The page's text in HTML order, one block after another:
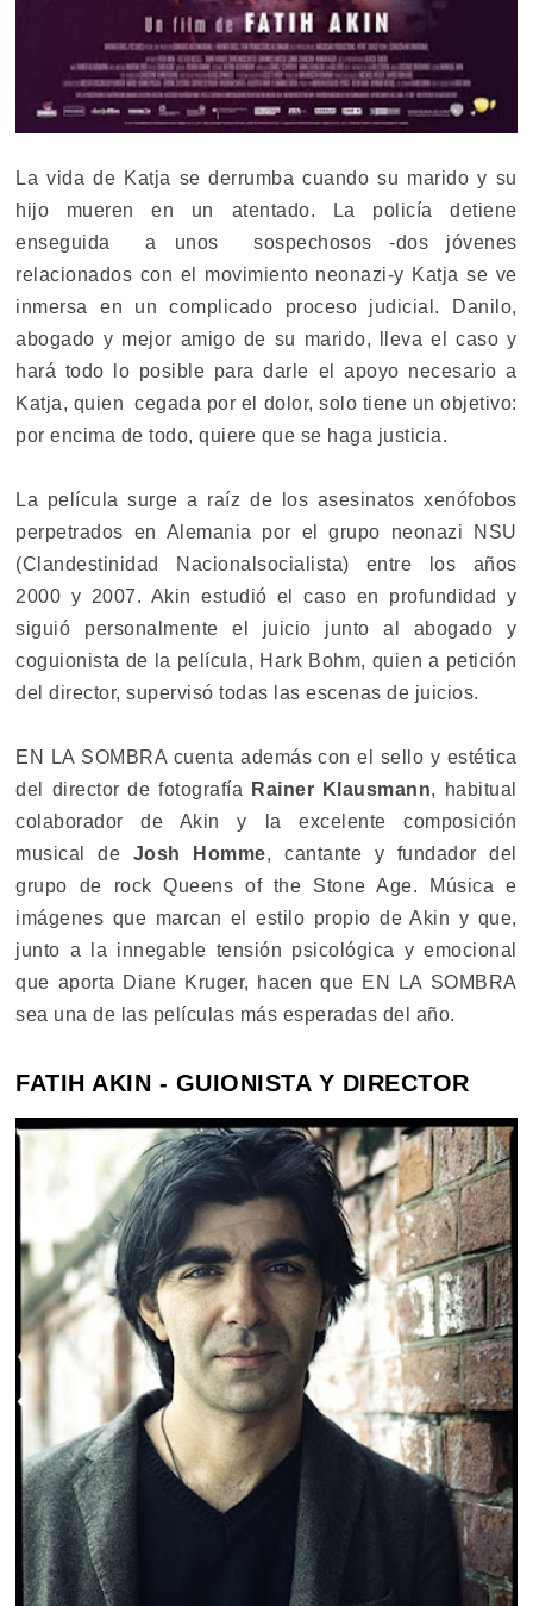
La vida de Katja se derrumba cuando su marido y su
hijo mueren en un atentado. La policía detiene
enseguida a unos sospechosos -dos jóvenes
relacionados con el movimiento neonazi-y Katja se ve
inmersa en un complicado proceso judicial. Danilo,
abogado y mejor amigo de su marido, lleva el caso y
hará todo lo posible para darle el apoyo necesario a
Katja, quien cegada por el dolor, solo tiene un objetivo:
por encima de todo, quiere que se haga justicia.
La película surge a raíz de los asesinatos xenófobos
perpetrados en Alemania por el grupo neonazi NSU
(Clandestinidad Nacionalsocialista) entre los años
2000 y 2007. Akin estudió el caso en profundidad y
siguió personalmente el juicio junto al abogado y
coguionista de la película, Hark Bohm, quien a petición
del director, supervisó todas las escenas de juicios.
EN LA SOMBRA cuenta además con el sello y estética
del director de fotografía
Rainer Klausmann, habitual
colaborador de Akin y la excelente composición
musical de Josh Homme, cantante y fundador del
grupo de rock Queens of the Stone Age. Música e
imágenes que marcan el estilo propio de Akin y que,
junto a la innegable tensión psicológica y emocional
que aporta Diane Kruger, hacen que EN LA SOMBRA
sea una de las películas más esperadas del año.
FATIH AKIN - GUIONISTA Y DIRECTOR